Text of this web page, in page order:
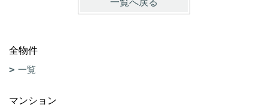
一覧へ戻る
全物件
一覧
マンション